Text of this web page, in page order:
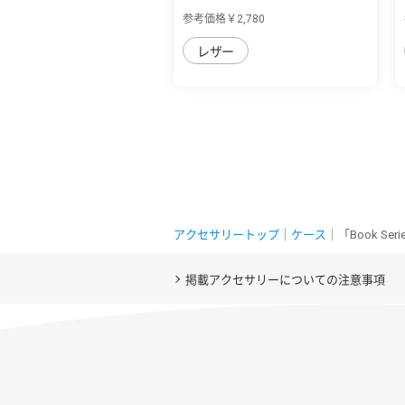
参考価格￥2,780
レザー
アクセサリートップ ケース ｜「Book
掲載アクセサリーについての注意事項